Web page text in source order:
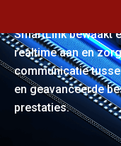
SmartLink bewaakt
realtime aan en
communicatie
en geavanceerde
prestaties.